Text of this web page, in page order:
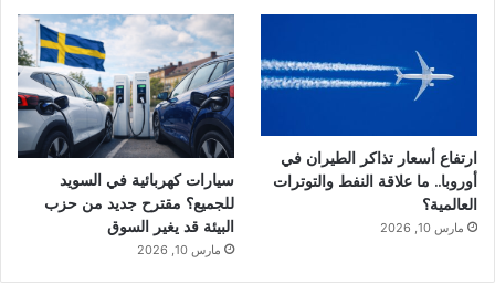
ارتفاع أسعار تذاكر الطيران في
أوروبا.. ما علاقة النفط والتوترات
العالمية؟
مارس 10, 2026
سيارات كهربائية في السويد
للجميع؟ مقترح جديد من حزب
البيئة قد يغير السوق
مارس 10, 2026